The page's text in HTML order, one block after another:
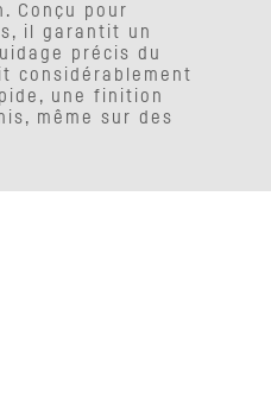
Conçu pour
il garantit un
précis du
considérablement
une finition
même sur des